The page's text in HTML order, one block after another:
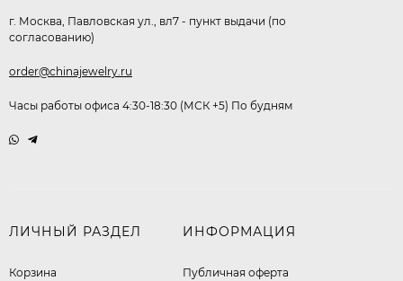
г. Москва, Павловская ул., вл7 - пункт выдачи (по
согласованию)
order@chinajewelry.ru
Часы работы офиса 4:30-18:30 (МСК +5) По будням
ЛИЧНЫЙ РАЗДЕЛ
Корзина
ИНФОРМАЦИЯ
Публичная оферта